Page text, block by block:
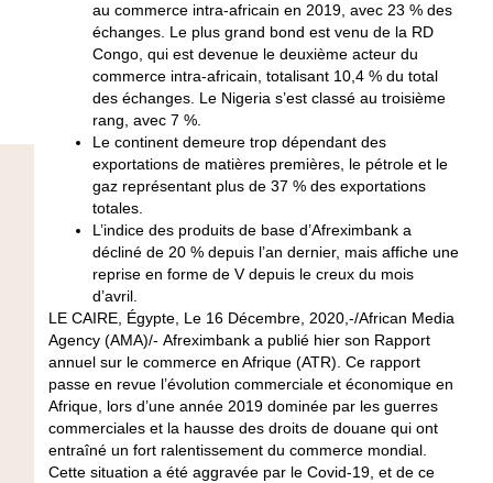
au commerce intra-africain en 2019, avec 23 % des
échanges. Le plus grand bond est venu de la RD
Congo, qui est devenue le deuxième acteur du
commerce intra-africain, totalisant 10,4 % du total
des échanges. Le Nigeria s’est classé au troisième
rang, avec 7 %.
Le continent demeure trop dépendant des
exportations de matières premières, le pétrole et le
gaz représentant plus de 37 % des exportations
totales.
L’indice des produits de base d’Afreximbank a
décliné de 20 % depuis l’an dernier, mais affiche une
reprise en forme de V depuis le creux du mois
d’avril.
LE CAIRE, Égypte, Le 16 Décembre, 2020,-/African Media
Agency (AMA)/- Afreximbank a publié hier son Rapport
annuel sur le commerce en Afrique (ATR). Ce rapport
passe en revue l’évolution commerciale et économique en
Afrique, lors d’une année 2019 dominée par les guerres
commerciales et la hausse des droits de douane qui ont
entraîné un fort ralentissement du commerce mondial.
Cette situation a été aggravée par le Covid-19, et de ce